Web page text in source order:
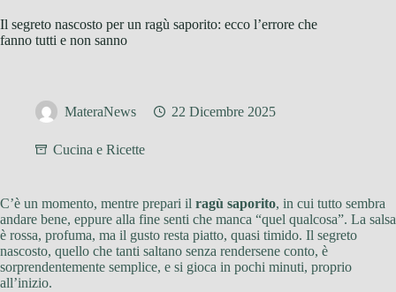
Il segreto nascosto per un ragù saporito: ecco l’errore che
fanno tutti e non sanno
MateraNews 22 Dicembre 2025
Cucina e Ricette
C’è un momento, mentre prepari il ragù saporito, in cui tutto sembra
andare bene, eppure alla fine senti che manca “quel qualcosa”. La salsa
è rossa, profuma, ma il gusto resta piatto, quasi timido. Il segreto
nascosto, quello che tanti saltano senza rendersene conto, è
sorprendentemente semplice, e si gioca in pochi minuti, proprio
all’inizio.